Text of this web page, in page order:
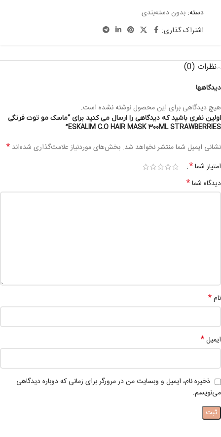
دسته: بدون دسته‌بندی
اشتراک گذاری:
نظرات (0)
دیدگاهها
هیچ دیدگاهی برای این محصول نوشته نشده است.
اولین نفری باشید که دیدگاهی را ارسال می کنید برای “ماسک مو توت فرنگی
ESKALIM C.O HAIR MASK 300ML STRAWBERRIES”
نشانی ایمیل شما منتشر نخواهد شد. بخش‌های موردنیاز علامت‌گذاری شده‌اند *
امتیاز شما*
دیدگاه شما*
نام*
ایمیل*
ذخیره نام، ایمیل و وبسایت من در مرورگر برای زمانی که دوباره دیدگاهی
می‌نویسم.